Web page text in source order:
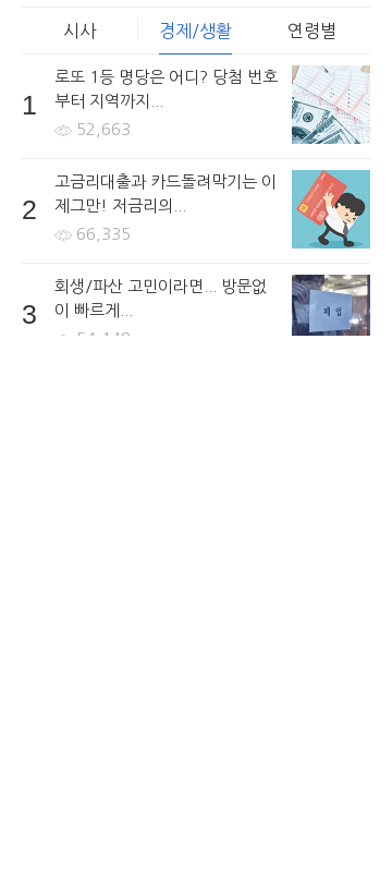
시사 경제/생활 연령별
1
로또 1등 명당은 어디? 당첨 번호
부터 지역까지...
52,663
2
고금리대출과 카드돌려막기는 이
제그만! 저금리의...
66,335
3
회생/파산 고민이라면... 방문없
이 빠르게...
54,148